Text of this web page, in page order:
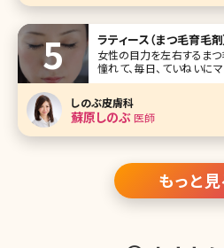
ラティース（まつ毛育毛
女性の目力を左右するまつ
憧れて、毎日、ていねいに
テをつけて目力をアップさ
いでしょうか。とはいえ、
ぎると、かえってまつ毛を
り、細くなったりすること
しのぶ皮膚科
蘇原しのぶ医師
もっと見